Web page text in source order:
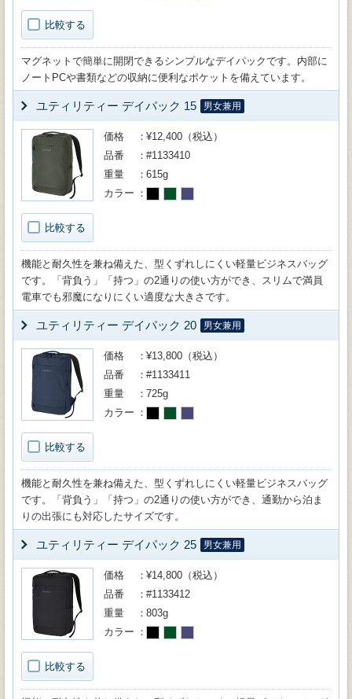
比較する
マグネットで簡単に開閉できるシンプルなデイパックです。内部に
ノートPCや書類などの収納に便利なポケットを備えています。
ユティリティー デイパック 15 男女兼用
比較する
価格
¥12,400（税込）
品番
#1133410
重量
615g
カラー
機能と耐久性を兼ね備えた、型くずれしにくい軽量ビジネスバッグ
です。「背負う」「持つ」の2通りの使い方ができ、スリムで満員
電車でも邪魔になりにくい適度な大きさです。
ユティリティー デイパック 20 男女兼用
比較する
価格
¥13,800（税込）
品番
#1133411
重量
725g
カラー
機能と耐久性を兼ね備えた、型くずれしにくい軽量ビジネスバッグ
です。「背負う」「持つ」の2通りの使い方ができ、通勤から泊ま
りの出張にも対応したサイズです。
ユティリティー デイパック 25 男女兼用
比較する
価格
¥14,800（税込）
品番
#1133412
重量
803g
カラー